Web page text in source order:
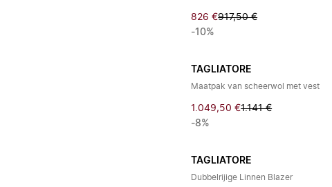
826 €917,50 €
-10%
TAGLIATORE
Maatpak van scheerwol met vest
1.049,50 €1.141 €
-8%
TAGLIATORE
Dubbelrijige Linnen Blazer